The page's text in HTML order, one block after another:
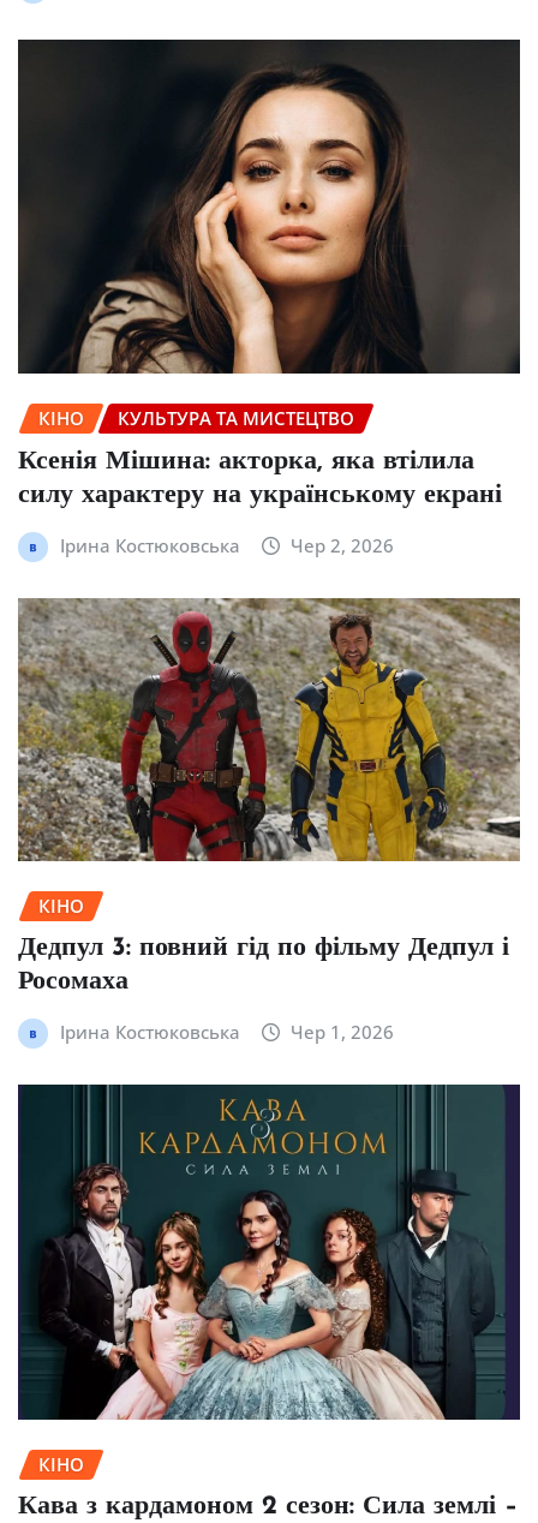
КІНО КУЛЬТУРА ТА МИСТЕЦТВО
Ксенія Мішина: акторка, яка втілила
силу характеру на українському екрані
Ірина Костюковська Чер 2, 2026
КІНО
Дедпул 3: повний гід по фільму Дедпул і
Росомаха
Ірина Костюковська Чер 1, 2026
КІНО
Кава з кардамоном 2 сезон: Сила землі –